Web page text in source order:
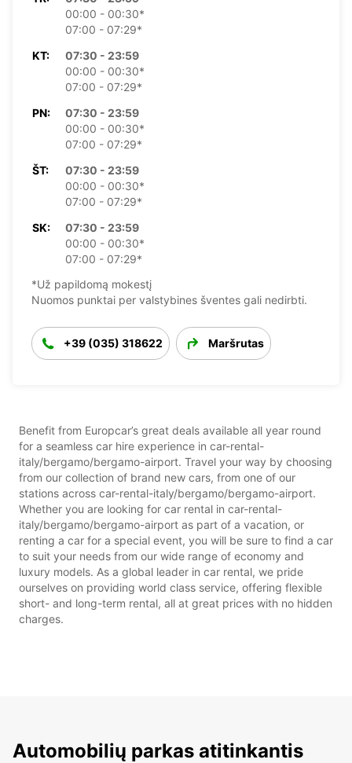
00:00 - 00:30*
07:00 - 07:29*
KT:
07:30 - 23:59
00:00 - 00:30*
07:00 - 07:29*
PN:
07:30 - 23:59
00:00 - 00:30*
07:00 - 07:29*
ŠT:
07:30 - 23:59
00:00 - 00:30*
07:00 - 07:29*
SK:
07:30 - 23:59
00:00 - 00:30*
07:00 - 07:29*
*Už papildomą mokestį
Nuomos punktai per valstybines šventes gali nedirbti.
+39 (035) 318622 Maršrutas
Benefit from Europcar’s great deals available all year round
for a seamless car hire experience in car-rental-
italy/bergamo/bergamo-airport. Travel your way by choosing
from our collection of brand new cars, from one of our
stations across car-rental-italy/bergamo/bergamo-airport.
Whether you are looking for car rental in car-rental-
italy/bergamo/bergamo-airport as part of a vacation, or
renting a car for a special event, you will be sure to find a car
to suit your needs from our wide range of economy and
luxury models. As a global leader in car rental, we pride
ourselves on providing world class service, offering flexible
short- and long-term rental, all at great prices with no hidden
charges.
Automobilių parkas atitinkantis